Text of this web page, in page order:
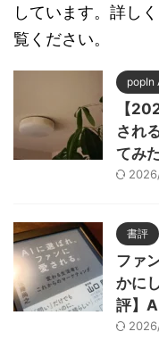
しています。詳し
覧ください。
popIn
【
され
てみ
書評
ファ
かに
評】